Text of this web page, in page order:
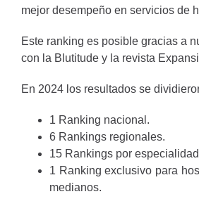
mejor desempeño en servicios de
Este ranking es posible gracias a
con la Blutitude y la revista
En 2024 los resultados se
1 Ranking nacional.
6 Rankings regionales.
15 Rankings por
1 Ranking exclusivo para
medianos.